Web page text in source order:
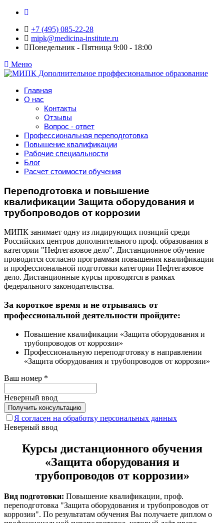
+7 (495) 085-22-28
mipk@medicina-institute.ru
Понедельник - Пятница 9:00 - 18:00
Меню
Главная
О нас
Контакты
Отзывы
Вопрос - ответ
Профессиональная переподготовка
Повышение квалификации
Рабочие специальности
Блог
Расчет стоимости обучения
Переподготовка и повышение
квалификации Защита оборудования и
трубопроводов от коррозии
МИПК занимает одну из лидирующих позиций среди
Российских центров дополнительного проф. образования в
категории "Нефтегазовое дело". Дистанционное обучение
проводится согласно программам повышения квалификации
и профессиональной подготовки категории Нефтегазовое
дело. Дистанционные курсы проводятся в рамках
федерального законодательства.
За короткое время и не отрываясь от
профессиональной деятельности пройдите:
Повышение квалификации «Защита оборудования и
трубопроводов от коррозии»
Профессиональную переподготовку в направлении
«Защита оборудования и трубопроводов от коррозии»
Ваш номер *
Неверный ввод
Я согласен на обработку персональных данных
Неверный ввод
Курсы дистанционного обучения
«Защита оборудования и
трубопроводов от коррозии»
Вид подготовки: Повышение квалификации, проф.
переподготовка "Защита оборудования и трубопроводов от
коррозии". По результатам обучения Вы получаете диплом о